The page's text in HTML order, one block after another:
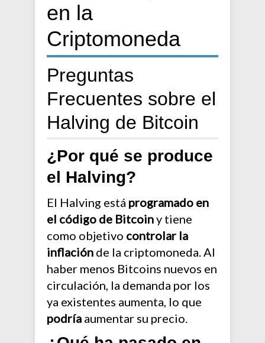
en la
Criptomoneda
Preguntas
Frecuentes sobre el
Halving de Bitcoin
¿Por qué se produce
el Halving?
El Halving está programado en
el código de Bitcoiny tiene
como objetivo controlar la
inflación de la criptomoneda. Al
haber menos Bitcoins nuevos en
circulación, la demanda por los
ya existentes aumenta, lo que
podría aumentar su precio.